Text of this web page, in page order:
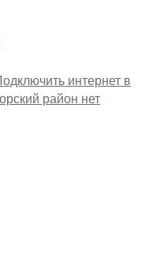
интернет в
район нет